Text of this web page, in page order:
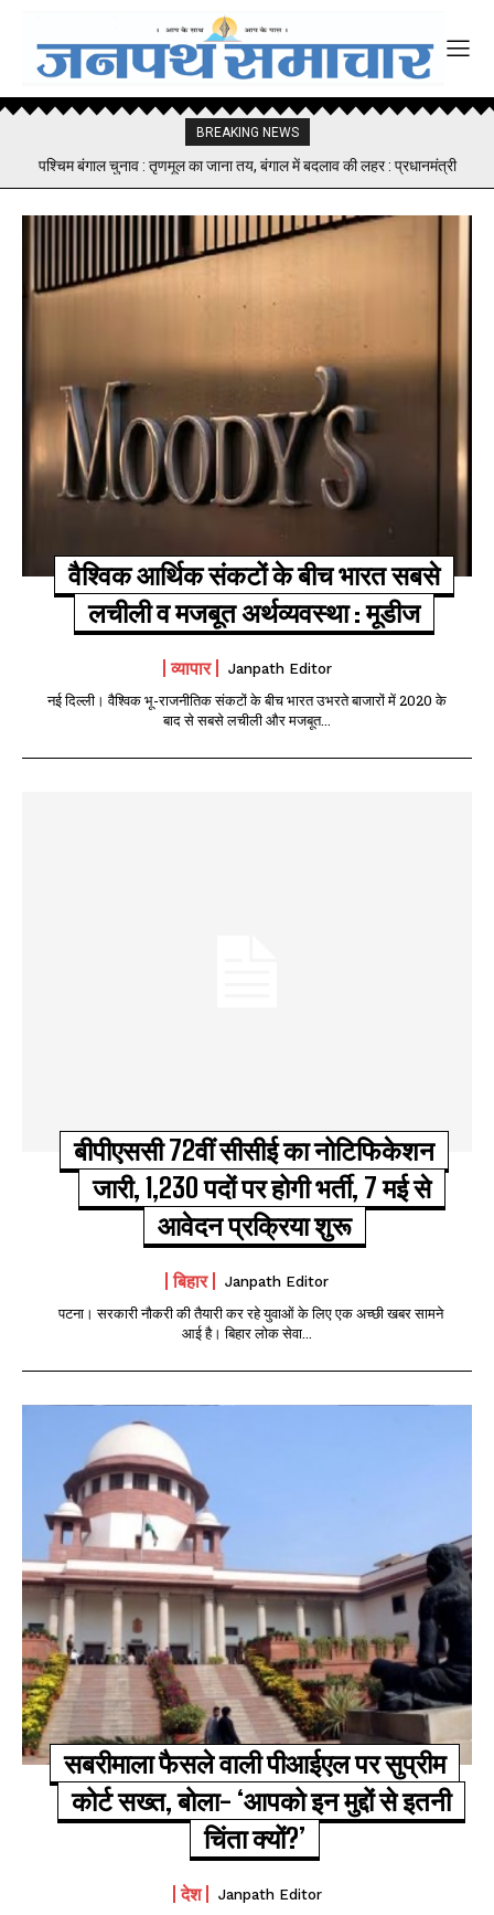
BREAKING NEWS
पश्चिम बंगाल चुनाव : तृणमूल का जाना तय, बंगाल में बदलाव की लहर : प्रधानमंत्री
इस्लामाबाद वार्ता विफल, ईरान से अमेरिका का नहीं हो सका समझौता, उपराष्ट्रपति वेंस
स्वदेश रवाना
वैश्विक आर्थिक संकटों के बीच भारत सबसे
लचीली व मजबूत अर्थव्यवस्था : मूडीज
व्यापार Janpath Editor
नई दिल्ली। वैश्विक भू-राजनीतिक संकटों के बीच भारत उभरते बाजारों में 2020 के
बाद से सबसे लचीली और मजबूत...
बीपीएससी 72वीं सीसीई का नोटिफिकेशन
जारी, 1,230 पदों पर होगी भर्ती, 7 मई से
आवेदन प्रक्रिया शुरू
बिहार Janpath Editor
पटना। सरकारी नौकरी की तैयारी कर रहे युवाओं के लिए एक अच्छी खबर सामने
आई है। बिहार लोक सेवा...
सबरीमाला फैसले वाली पीआईएल पर सुप्रीम
कोर्ट सख्त, बोला- ‘आपको इन मुद्दों से इतनी
चिंता क्यों?’
देश Janpath Editor